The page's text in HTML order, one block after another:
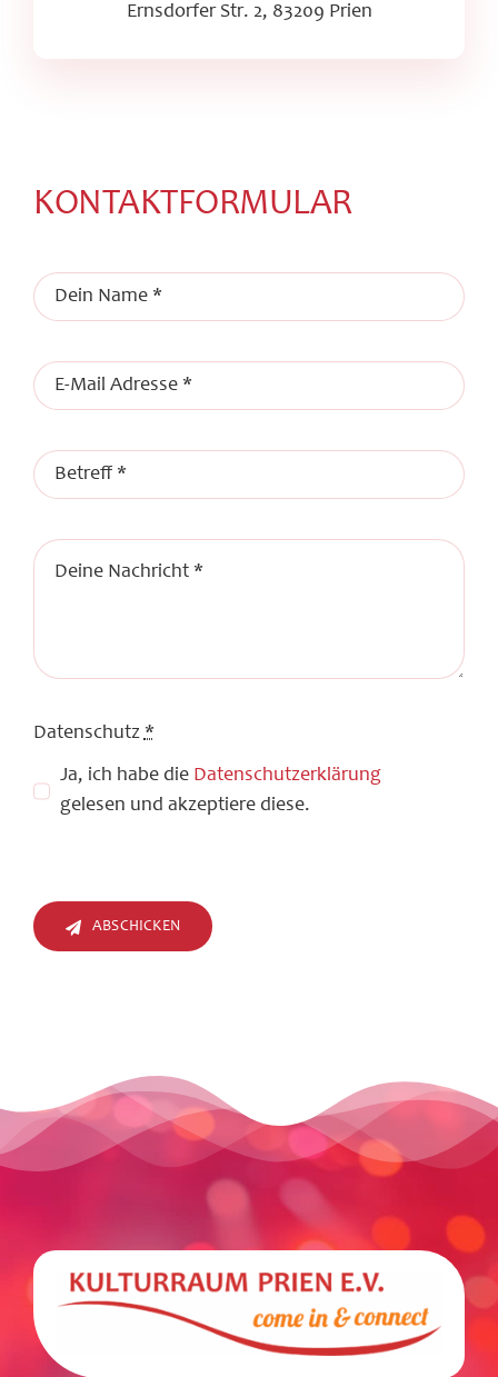
Ernsdorfer Str. 2, 83209 Prien
KONTAKTFORMULAR
Datenschutz *
Ja, ich habe die Datenschutzerklärung
gelesen und akzeptiere diese.
ABSCHICKEN